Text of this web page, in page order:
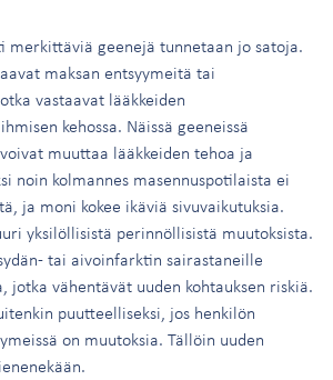
merkittäviä geenejä tunnetaan jo satoja.
maksan entsyymeitä tai
vastaavat lääkkeiden
kehossa. Näissä geeneissä
muuttaa lääkkeiden tehoa ja
noin kolmannes masennuspotilaista ei
ja moni kokee ikäviä sivuvaikutuksia.
yksilöllisistä perinnöllisistä muutoksista.
tai aivoinfarktin sairastaneille
jotka vähentävät uuden kohtauksen riskiä.
puutteelliseksi, jos henkilön
on muutoksia. Tällöin uuden